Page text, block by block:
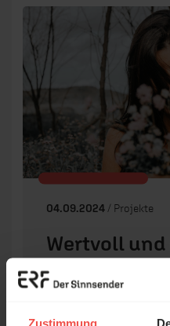
Zustimmung
04.09.2024 / Projekte
Wertvoll
Die Sendereihe